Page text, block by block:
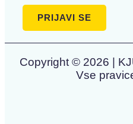
Copyright © 2026 |
Vse